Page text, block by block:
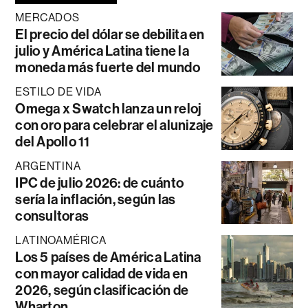
MERCADOS
El precio del dólar se debilita en
julio y América Latina tiene la
moneda más fuerte del mundo
ESTILO DE VIDA
Omega x Swatch lanza un reloj
con oro para celebrar el alunizaje
del Apollo 11
ARGENTINA
IPC de julio 2026: de cuánto
sería la inflación, según las
consultoras
LATINOAMÉRICA
Los 5 países de América Latina
con mayor calidad de vida en
2026, según clasificación de